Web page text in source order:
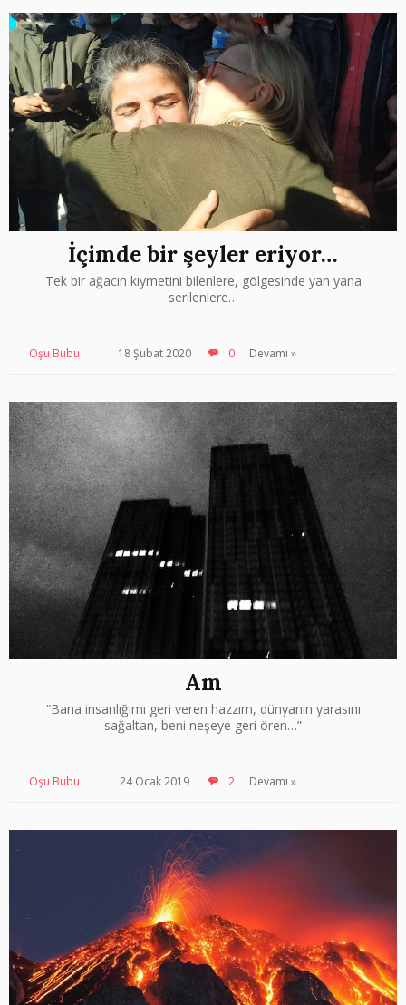
İçimde bir şeyler eriyor…
Tek bir ağacın kıymetini bilenlere, gölgesinde yan yana
serilenlere…
Oşu Bubu 18 Şubat 2020 0 Devamı »
Am
“Bana insanlığımı geri veren hazzım, dünyanın yarasını
sağaltan, beni neşeye geri ören…”
Oşu Bubu 24 Ocak 2019 2 Devamı »